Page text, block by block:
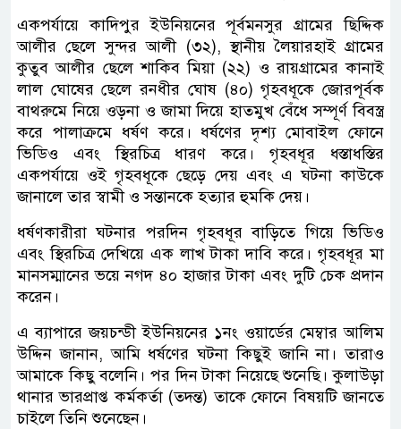
একপর্যায়ে কাদিপুর ইউনিয়নের পূর্বমনসুর গ্রামের ছিদ্দিক
আলীর ছেলে সুন্দর আলী (৩২), স্থানীয় লৈয়ারহাই গ্রামের
কুতুব আলীর ছেলে শাকিব মিয়া (২২) ও রায়গ্রামের কানাই
লাল ঘোষের ছেলে রনধীর ঘোষ (৪০) গৃহবধূকে জোরপূর্বক
বাথরুমে নিয়ে ওড়না ও জামা দিয়ে হাতমুখ বেঁধে সম্পূর্ণ বিবস্ত্র
করে পালাক্রমে ধর্ষণ করে। ধর্ষণের দৃশ্য মোবাইল ফোনে
ভিডিও এবং স্থিরচিত্র ধারণ করে। গৃহবধূর ধস্তাধস্তির
একপর্যায়ে ওই গৃহবধূকে ছেড়ে দেয় এবং এ ঘটনা কাউকে
জানালে তার স্বামী ও সন্তানকে হত্যার হুমকি দেয়।
ধর্ষণকারীরা ঘটনার পরদিন গৃহবধূর বাড়িতে গিয়ে ভিডিও
এবং স্থিরচিত্র দেখিয়ে এক লাখ টাকা দাবি করে। গৃহবধূর মা
মানসম্মানের ভয়ে নগদ ৪০ হাজার টাকা এবং দুটি চেক প্রদান
করেন।
এ ব্যাপারে জয়চন্ডী ইউনিয়নের ১নং ওয়ার্ডের মেম্বার আলিম
উদ্দিন জানান, আমি ধর্ষণের ঘটনা কিছুই জানি না। তারাও
আমাকে কিছু বলেনি। পর দিন টাকা নিয়েছে শুনেছি। কুলাউড়া
থানার ভারপ্রাপ্ত কর্মকর্তা (তদন্ত) তাকে ফোনে বিষয়টি জানতে
চাইলে তিনি শুনেছেন।